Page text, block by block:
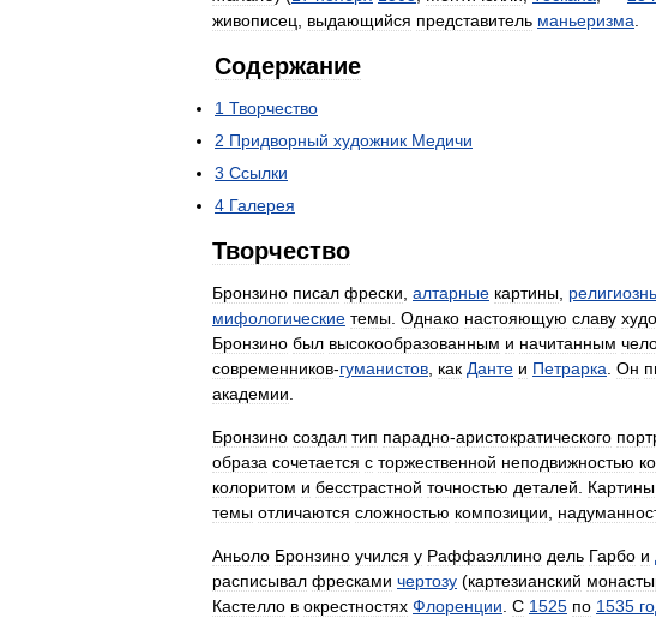
живописец
выдающийся представитель маньеризма
Содержание
1 Творчество
2 Придворный художник Медичи
3 Ссылки
4 Галерея
Творчество
Бронзино писал фрески алтарные картины
мифологические темы Однако настояющую славу
Бронзино был высокообразованным и начитанным
современников-гуманистов как Данте и Петрарка Он
академии
Бронзино создал тип парадно-аристократического
образа сочетается с торжественной неподвижностью
колоритом и бесстрастной точностью деталей Картины
темы отличаются сложностью композиции
Аньоло Бронзино учился у Раффаэллино дель Гарбо и
расписывал фресками чертозу (картезианский
Кастелло в окрестностях Флоренции С 1525 по 1535